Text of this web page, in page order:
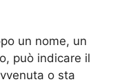
un nome, un
può indicare il
o sta